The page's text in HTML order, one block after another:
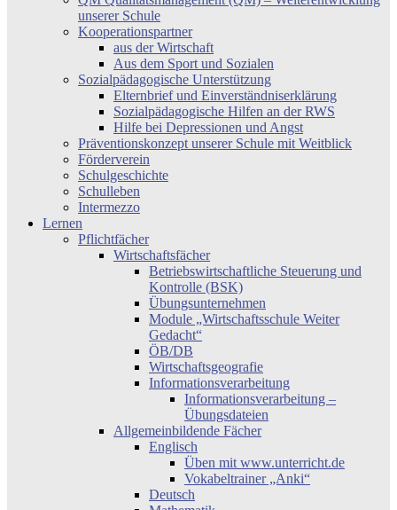
unserer Schule
Kooperationspartner
aus der Wirtschaft
Aus dem Sport und Sozialen
Sozialpädagogische Unterstützung
Elternbrief und Einverständniserklärung
Sozialpädagogische Hilfen an der RWS
Hilfe bei Depressionen und Angst
Präventionskonzept unserer Schule mit Weitblick
Förderverein
Schulgeschichte
Schulleben
Intermezzo
Lernen
Pflichtfächer
Wirtschaftsfächer
Betriebswirtschaftliche Steuerung und
Kontrolle (BSK)
Übungsunternehmen
Module „Wirtschaftsschule Weiter
Gedacht“
ÖB/DB
Wirtschaftsgeografie
Informationsverarbeitung
Informationsverarbeitung –
Übungsdateien
Allgemeinbildende Fächer
Englisch
Üben mit www.unterricht.de
Vokabeltrainer „Anki“
Deutsch